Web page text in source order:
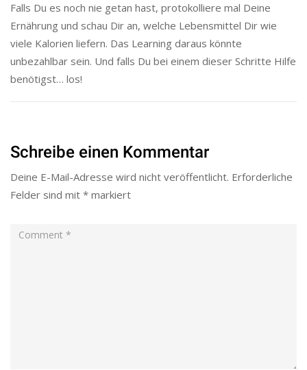
Falls Du es noch nie getan hast, protokolliere mal Deine
Ernährung und schau Dir an, welche Lebensmittel Dir wie
viele Kalorien liefern. Das Learning daraus könnte
unbezahlbar sein. Und falls Du bei einem dieser Schritte Hilfe
benötigst… los!
Schreibe einen Kommentar
Deine E-Mail-Adresse wird nicht veröffentlicht. Erforderliche
Felder sind mit * markiert